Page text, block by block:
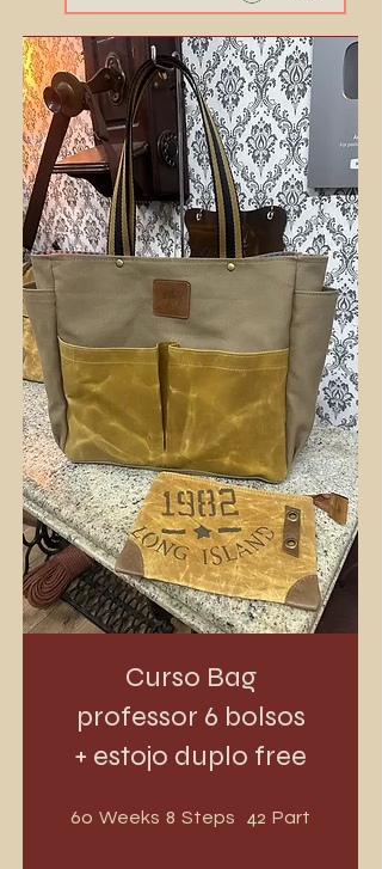
Curso Bag
professor 6 bolsos
+ estojo duplo free
60 Weeks 60 Weeks
8 Steps 8 Steps
42 Participants